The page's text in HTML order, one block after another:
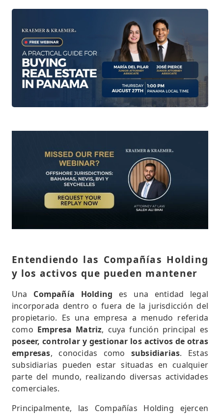
Entendiendo las Compañías Holding
y los activos que pueden mantener
Una Compañía Holding es una entidad legal
incorporada dentro o fuera de la jurisdicción del
propietario. Es una empresa a menudo referida
como Empresa Matriz, cuya función principal es
poseer, controlar y gestionar los activos de otras
empresas, conocidas como subsidiarias. Estas
subsidiarias pueden estar situadas en cualquier
parte del mundo, realizando diversas actividades
comerciales.
Principalmente, las Compañías Holding ejercen